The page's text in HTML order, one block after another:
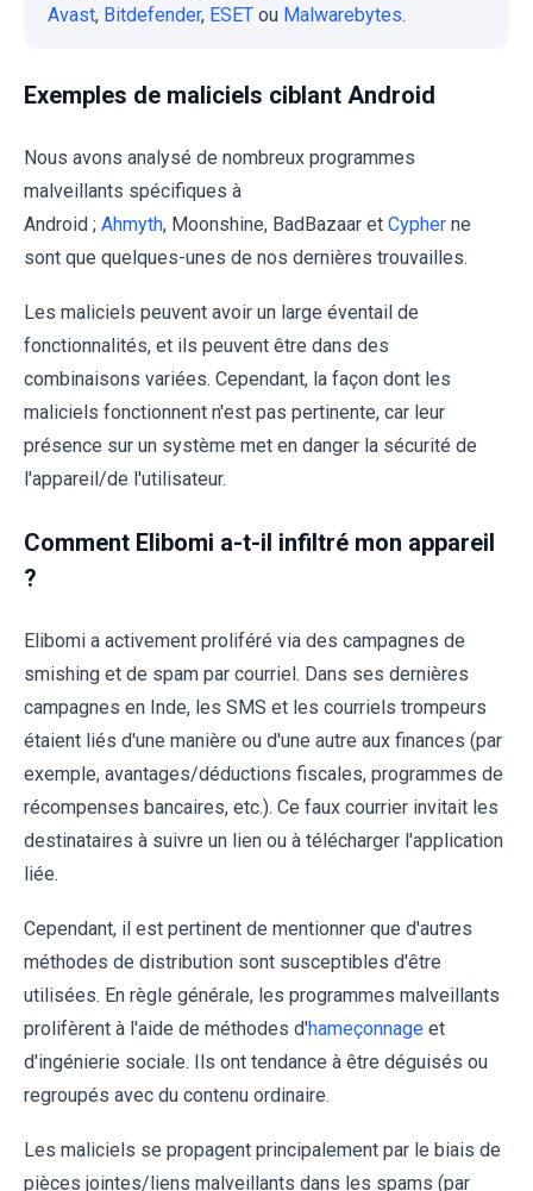
Avast, Bitdefender, ESET ou Malwarebytes.
Exemples de maliciels ciblant Android
Nous avons analysé de nombreux programmes
malveillants spécifiques à
Android ; Ahmyth, Moonshine, BadBazaar et Cypher ne
sont que quelques-unes de nos dernières trouvailles.
Les maliciels peuvent avoir un large éventail de
fonctionnalités, et ils peuvent être dans des
combinaisons variées. Cependant, la façon dont les
maliciels fonctionnent n'est pas pertinente, car leur
présence sur un système met en danger la sécurité de
l'appareil/de l'utilisateur.
Comment Elibomi a-t-il infiltré mon appareil
?
Elibomi a activement proliféré via des campagnes de
smishing et de spam par courriel. Dans ses dernières
campagnes en Inde, les SMS et les courriels trompeurs
étaient liés d'une manière ou d'une autre aux finances (par
exemple, avantages/déductions fiscales, programmes de
récompenses bancaires, etc.). Ce faux courrier invitait les
destinataires à suivre un lien ou à télécharger l'application
liée.
Cependant, il est pertinent de mentionner que d'autres
méthodes de distribution sont susceptibles d'être
utilisées. En règle générale, les programmes malveillants
prolifèrent à l'aide de méthodes d'hameçonnage et
d'ingénierie sociale. Ils ont tendance à être déguisés ou
regroupés avec du contenu ordinaire.
Les maliciels se propagent principalement par le biais de
pièces jointes/liens malveillants dans les spams (par